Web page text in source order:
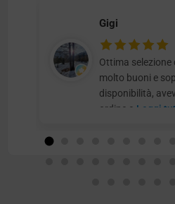
Gigi
Ottima selezione
molto buoni e
disponibilità,
ordine e Leggi